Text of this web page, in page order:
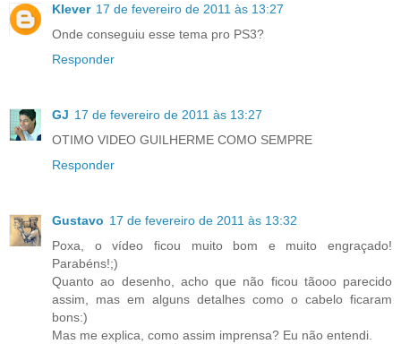
Klever 17 de fevereiro de 2011 às 13:27
Onde conseguiu esse tema pro PS3?
Responder
GJ 17 de fevereiro de 2011 às 13:27
OTIMO VIDEO GUILHERME COMO SEMPRE
Responder
Gustavo 17 de fevereiro de 2011 às 13:32
Poxa, o vídeo ficou muito bom e muito engraçado!
Parabéns!;)
Quanto ao desenho, acho que não ficou tãooo parecido
assim, mas em alguns detalhes como o cabelo ficaram
bons:)
Mas me explica, como assim imprensa? Eu não entendi.